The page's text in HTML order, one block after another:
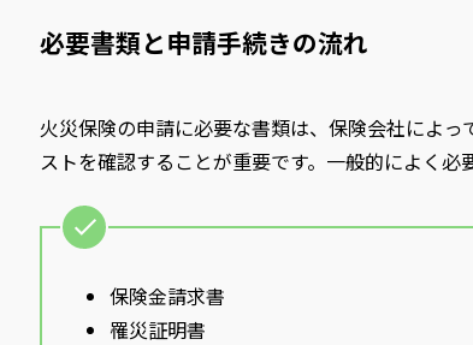
必要書類と申請手続きの流れ
火災保険の申請に必要な書類は、保険会社によ
ストを確認することが重要です。一般的によく必
保険金請求書
罹災証明書